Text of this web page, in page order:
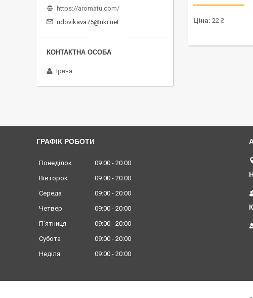
Ціна: 22 ₴
https://aromatu.com/
udovikava75@ukr.net
Ірина
ГРАФІК РОБОТИ
Понеділок 09:00
20:00
Вівторок
09:00
20:00
Середа
09:00
20:00
Четвер
09:00
20:00
Пʼятниця
09:00
20:00
Субота
09:00
20:00
Неділя
09:00 20:00